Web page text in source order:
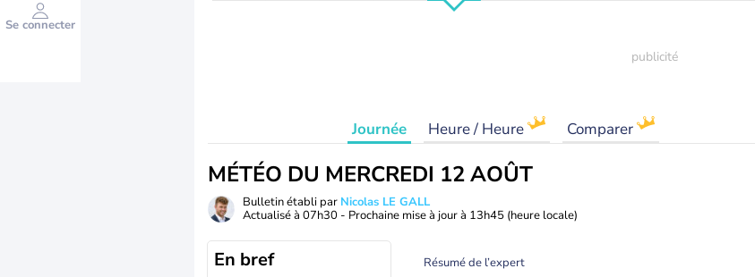
Se connecter
Journée Heure / Heure Comparer
MÉTÉO DU MERCREDI 12 AOÛT
Bulletin établi par Nicolas LE GALL
Actualisé à 07h30 - Prochaine mise à jour à 13h45 (heure locale)
En bref Résumé de l’expert